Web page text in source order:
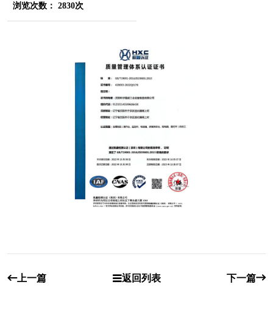
浏览次数： 2830次
上一篇 返回列表 下一篇